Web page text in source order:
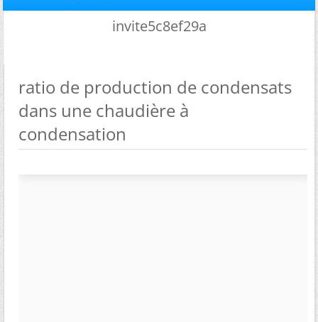
invite5c8ef29a
ratio de production de condensats
dans une chaudière à
condensation